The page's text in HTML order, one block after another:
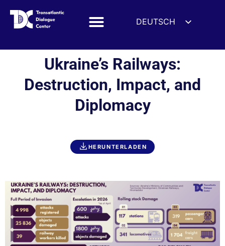
DEUTSCH
FRANÇAIS
УКРАЇНСЬКА
简体中文
العربية
ITALIANO
Ukraine’s Railways:
Destruction, Impact, and
Diplomacy
HERUNTERLADEN